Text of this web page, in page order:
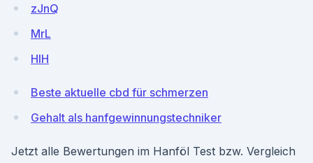
zJnQ
MrL
HlH
Beste aktuelle cbd für schmerzen
Gehalt als hanfgewinnungstechniker
Jetzt alle Bewertungen im Hanföl Test bzw. Vergleich